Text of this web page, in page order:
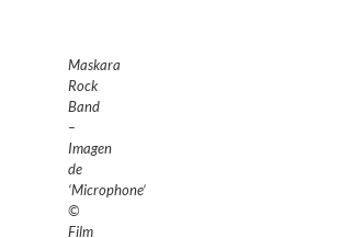
Maskara
Rock
Band
–
Imagen
de
‘Microphone’
©
Film